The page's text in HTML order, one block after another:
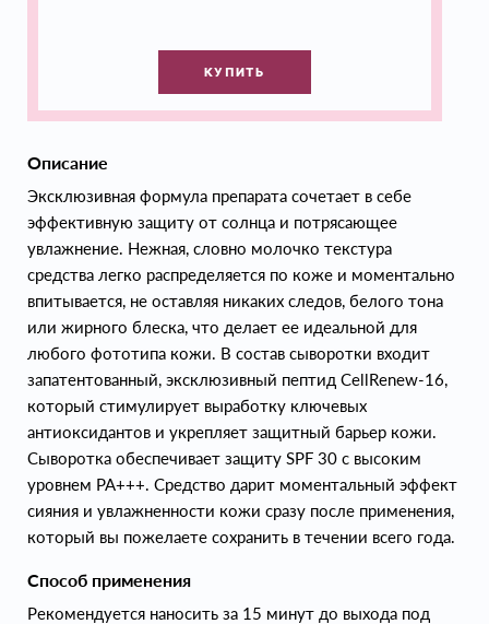
КУПИТЬ
Описание
Эксклюзивная формула препарата сочетает в себе
эффективную защиту от солнца и потрясающее
увлажнение. Нежная, словно молочко текстура
средства легко распределяется по коже и моментально
впитывается, не оставляя никаких следов, белого тона
или жирного блеска, что делает ее идеальной для
любого фототипа кожи. В состав сыворотки входит
запатентованный, эксклюзивный пептид CellRenew-16,
который стимулирует выработку ключевых
антиоксидантов и укрепляет защитный барьер кожи.
Сыворотка обеспечивает защиту SPF 30 с высоким
уровнем PA+++. Средство дарит моментальный эффект
сияния и увлажненности кожи сразу после применения,
который вы пожелаете сохранить в течении всего года.
Способ применения
Рекомендуется наносить за 15 минут до выхода под